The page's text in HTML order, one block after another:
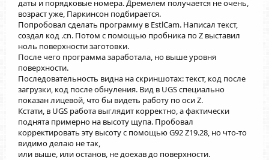
даты и порядковые номера. Дремелем получается не очень,
возраст уже, Паркинсон подбирается.
Попробовал сделать программу в EstlCam. Написал текст,
создал код .cn. Потом с помощью пробника по Z выставил
ноль поверхности заготовки.
После чего программа заработала, но выше уровня
поверхности.
Последовательность видна на скриншотах: текст, код после
загрузки, код после обнуления. Вид в UGS специально
показан лицевой, что бы видеть работу по оси Z.
Кстати, в UGS работа выглядит корректно, а фактически
поднята примерно на высоту щупа. Пробовал
корректировать эту высоту с помощью G92 Z19.28, но что-то
видимо делаю не так,
или выше, или останов, не доехав до поверхности.